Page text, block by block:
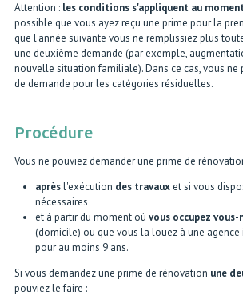
Attention : les conditions s'appliquent au
possible que vous ayez reçu une prime pour la
que l'année suivante vous ne remplissiez plus
une deuxième demande (par exemple,
nouvelle situation familiale). Dans ce cas, vous ne
de demande pour les catégories résiduelles.
Procédure
Vous ne pouviez demander une prime de
aprèsl'exécution des travaux et si vous
nécessaires
et à partir du moment oùvous occupez
(domicile) ou que vous la louez à une
pour au moins 9 ans.
Si vous demandez une prime de rénovation une
pouviez le faire :